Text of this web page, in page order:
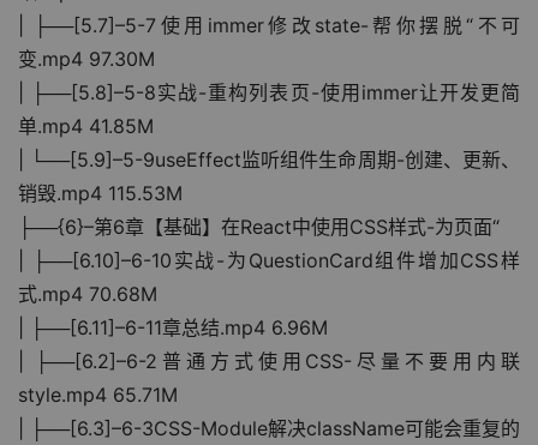
| ├──[5.7]–5-7使用immer修改state-帮你摆脱“不可
变.mp4 97.30M
| ├──[5.8]–5-8实战-重构列表页-使用immer让开发更简
单.mp4 41.85M
| └──[5.9]–5-9useEffect监听组件生命周期-创建、更新、
销毁.mp4 115.53M
├──{6}–第6章【基础】在React中使用CSS样式-为页面“
| ├──[6.10]–6-10实战-为QuestionCard组件增加CSS样
式.mp4 70.68M
| ├──[6.11]–6-11章总结.mp4 6.96M
| ├──[6.2]–6-2普通方式使用CSS-尽量不要用内联
style.mp4 65.71M
| ├──[6.3]–6-3CSS-Module解决className可能会重复的